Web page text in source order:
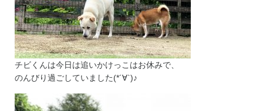
チビくんは今日は追いかけっこはお休みで、
のんびり過ごしていました(*´∀`)♪